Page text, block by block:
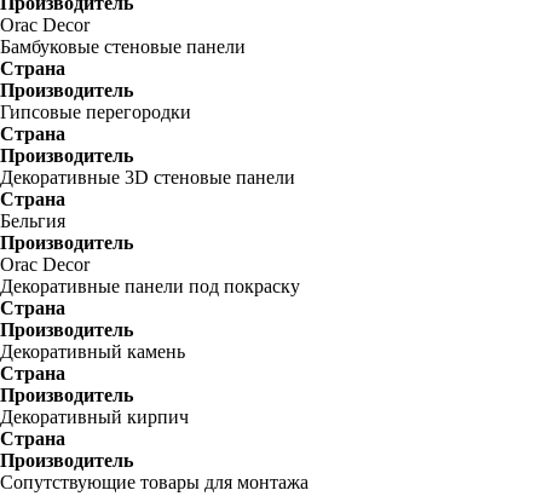
Orac Decor
Бамбуковые стеновые панели
Страна
Производитель
Гипсовые перегородки
Страна
Производитель
Декоративные 3D стеновые панели
Страна
Бельгия
Производитель
Orac Decor
Декоративные панели под покраску
Страна
Производитель
Декоративный камень
Страна
Производитель
Декоративный кирпич
Страна
Производитель
Сопутствующие товары для монтажа